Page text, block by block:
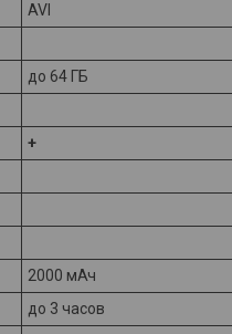
AVI
до 64 ГБ
+
2000 мАч
до 3 часов